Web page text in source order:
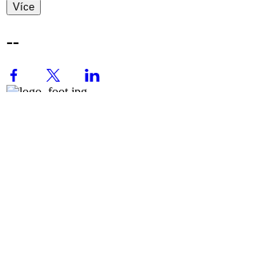
Více
--